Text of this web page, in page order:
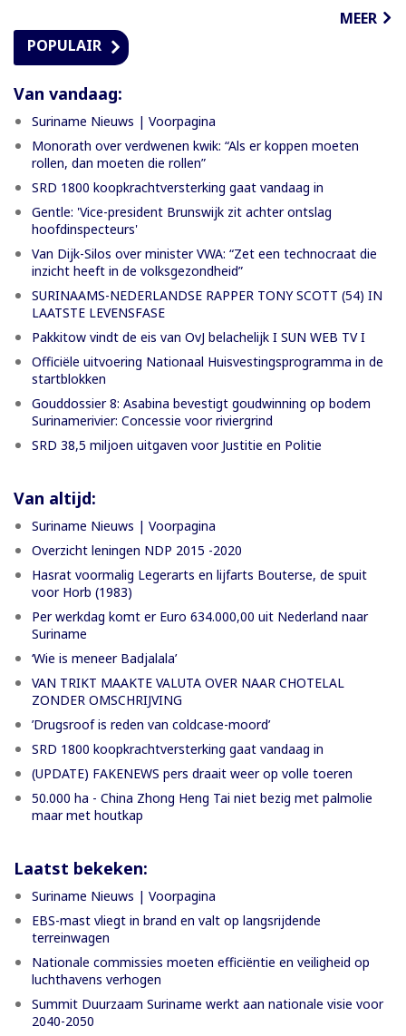
MEER
POPULAIR
Van vandaag:
Suriname Nieuws | Voorpagina
Monorath over verdwenen kwik: “Als er koppen moeten
rollen, dan moeten die rollen”
SRD 1800 koopkrachtversterking gaat vandaag in
Gentle: 'Vice-president Brunswijk zit achter ontslag
hoofdinspecteurs'
Van Dijk-Silos over minister VWA: “Zet een technocraat die
inzicht heeft in de volksgezondheid”
SURINAAMS-NEDERLANDSE RAPPER TONY SCOTT (54) IN
LAATSTE LEVENSFASE
Pakkitow vindt de eis van OvJ belachelijk I SUN WEB TV I
Officiële uitvoering Nationaal Huisvestingsprogramma in de
startblokken
Gouddossier 8: Asabina bevestigt goudwinning op bodem
Surinamerivier: Concessie voor riviergrind
SRD 38,5 miljoen uitgaven voor Justitie en Politie
Van altijd:
Suriname Nieuws | Voorpagina
Overzicht leningen NDP 2015 -2020
Hasrat voormalig Legerarts en lijfarts Bouterse, de spuit
voor Horb (1983)
Per werkdag komt er Euro 634.000,00 uit Nederland naar
Suriname
‘Wie is meneer Badjalala’
VAN TRIKT MAAKTE VALUTA OVER NAAR CHOTELAL
ZONDER OMSCHRIJVING
’Drugsroof is reden van coldcase-moord’
SRD 1800 koopkrachtversterking gaat vandaag in
(UPDATE) FAKENEWS pers draait weer op volle toeren
50.000 ha - China Zhong Heng Tai niet bezig met palmolie
maar met houtkap
Laatst bekeken:
Suriname Nieuws | Voorpagina
EBS-mast vliegt in brand en valt op langsrijdende
terreinwagen
Nationale commissies moeten efficiëntie en veiligheid op
luchthavens verhogen
Summit Duurzaam Suriname werkt aan nationale visie voor
2040-2050